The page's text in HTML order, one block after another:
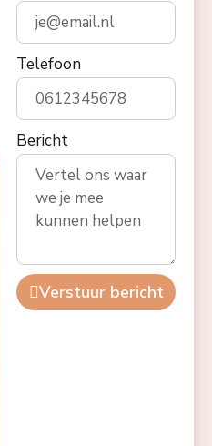
Telefoon
Bericht
Verstuur bericht